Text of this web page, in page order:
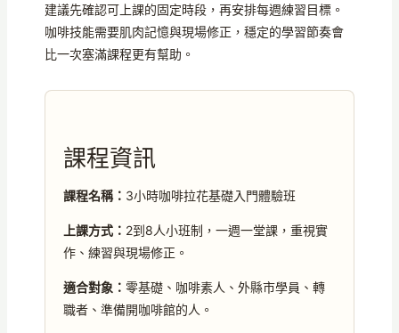
建議先確認可上課的固定時段，再安排每週練習目標。
咖啡技能需要肌肉記憶與現場修正，穩定的學習節奏會
比一次塞滿課程更有幫助。
課程資訊
課程名稱： 3小時咖啡拉花基礎入門體驗班
上課方式： 2到8人小班制，一週一堂課，重視實
作、練習與現場修正。
適合對象： 零基礎、咖啡素人、外縣市學員、轉
職者、準備開咖啡館的人。